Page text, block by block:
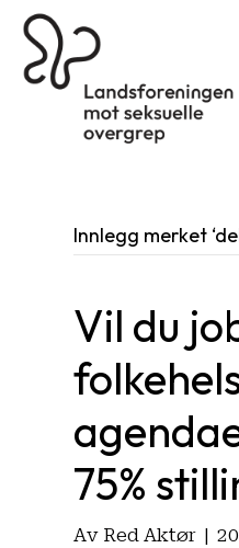
Innlegg merket
Vil du
75%
Av Red Aktør |